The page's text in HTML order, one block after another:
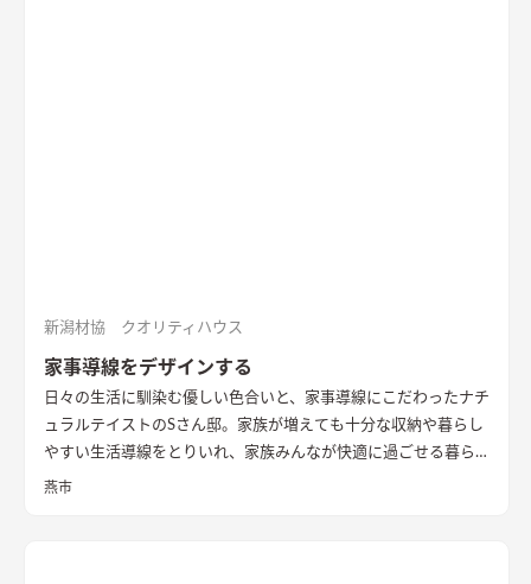
新潟材協 クオリティハウス
家事導線をデザインする
日々の生活に馴染む優しい色合いと、家事導線にこだわったナチ
ュラルテイストのSさん邸。家族が増えても十分な収納や暮らし
やすい生活導線をとりいれ、家族みんなが快適に過ごせる暮ら
しを実現させました。キッチンを中心に１階をぐるっと１周出
燕市